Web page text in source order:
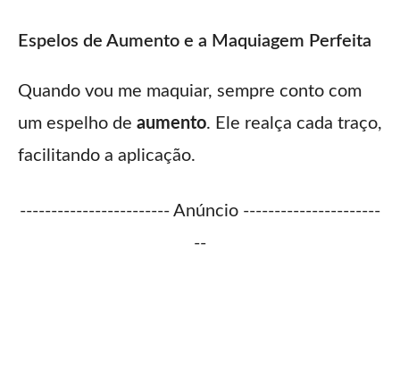
Espelos de Aumento e a Maquiagem Perfeita
Quando vou me maquiar, sempre conto com
um espelho de aumento. Ele realça cada traço,
facilitando a aplicação.
------------------------ Anúncio ----------------------
--